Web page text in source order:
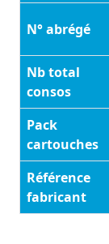
N° abrégé
Nb total
consos
Pack
cartouches
Référence
fabricant